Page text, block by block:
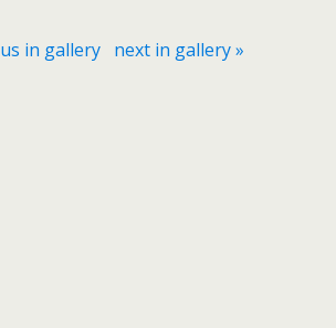
in gallery next in gallery »